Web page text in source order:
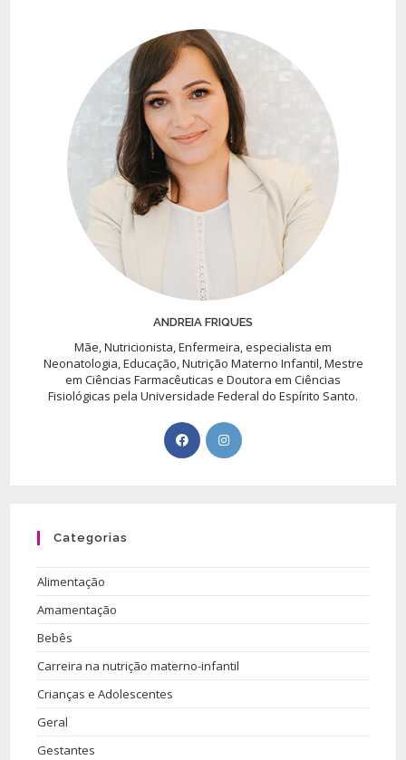
ANDREIA FRIQUES
Mãe, Nutricionista, Enfermeira, especialista em
Neonatologia, Educação, Nutrição Materno Infantil, Mestre
em Ciências Farmacêuticas e Doutora em Ciências
Fisiológicas pela Universidade Federal do Espírito Santo.
Categorias
Alimentação
Amamentação
Bebês
Carreira na nutrição materno-infantil
Crianças e Adolescentes
Geral
Gestantes